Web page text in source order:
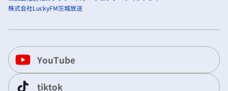
株式会社LuckyFM茨城放送
YouTube
tiktok